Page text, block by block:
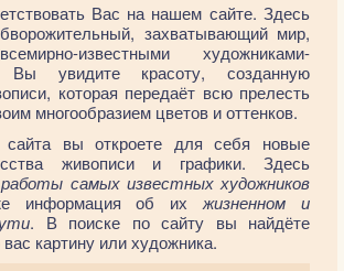
Вас на нашем сайте. Здесь
захватывающий мир,
известными художниками-
Вы увидите красоту, созданную
которая передаёт всю прелесть
многообразием цветов и оттенков.
сайта вы откроете для себя новые
живописи и графики. Здесь
работы самых известных художников
информация об ихжизненном и
. В поиске по сайту вы найдёте
картину или художника.